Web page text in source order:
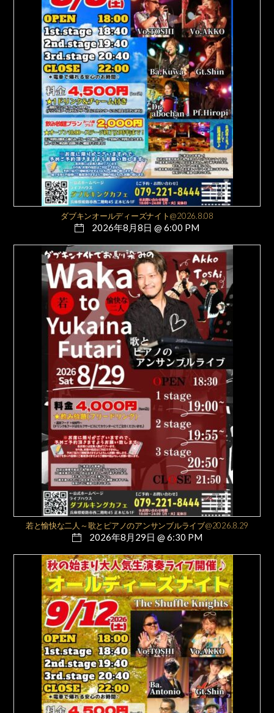
ダブキンオールディーズナイト@2026.8.08
2026年8月8日 @ 6:00 PM
若と愉快な二人～歌とピアノのアンサンブルライブ@2026.8.29
2026年8月29日 @ 6:30 PM